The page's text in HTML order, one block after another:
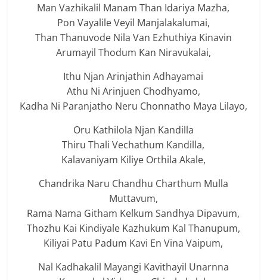
Man Vazhikalil Manam Than Idariya Mazha,
Pon Vayalile Veyil Manjalakalumai,
Than Thanuvode Nila Van Ezhuthiya Kinavin
Arumayil Thodum Kan Niravukalai,
Ithu Njan Arinjathin Adhayamai
Athu Ni Arinjuen Chodhyamo,
Kadha Ni Paranjatho Neru Chonnatho Maya Lilayo,
Oru Kathilola Njan Kandilla
Thiru Thali Vechathum Kandilla,
Kalavaniyam Kiliye Orthila Akale,
Chandrika Naru Chandhu Charthum Mulla
Muttavum,
Rama Nama Githam Kelkum Sandhya Dipavum,
Thozhu Kai Kindiyale Kazhukum Kal Thanupum,
Kiliyai Patu Padum Kavi En Vina Vaipum,
Nal Kadhakalil Mayangi Kavithayil Unarnna